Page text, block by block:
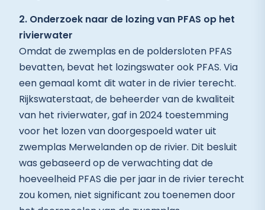
2. Onderzoek naar de lozing van PFAS op het
rivierwater
Omdat de zwemplas en de poldersloten PFAS
bevatten, bevat het lozingswater ook PFAS. Via
een gemaal komt dit water in de rivier terecht.
Rijkswaterstaat, de beheerder van de kwaliteit
van het rivierwater, gaf in 2024 toestemming
voor het lozen van doorgespoeld water uit
zwemplas Merwelanden op de rivier. Dit besluit
was gebaseerd op de verwachting dat de
hoeveelheid PFAS die per jaar in de rivier terecht
zou komen, niet significant zou toenemen door